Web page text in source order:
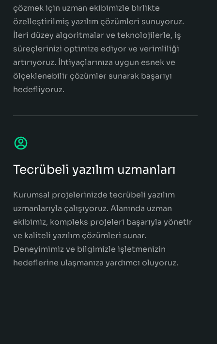
çözmek için uzman ekibimizle birlikte
özelleştirilmiş yazılım çözümleri sunuyoruz.
İleri düzey algoritmalar ve teknolojilerle, iş
süreçlerinizi optimize ediyor ve verimliliği
artırıyoruz. İhtiyaçlarınıza uygun esnek ve
ölçeklenebilir çözümler sunarak başarıyı
hedefliyoruz.
Tecrübeli yazılım uzmanları
Kurumsal projelerinizde tecrübeli yazılım
uzmanlarıyla çalışıyoruz. Alanında uzman
ekibimiz, kompleks projeleri başarıyla yönetir
ve kaliteli yazılım çözümleri sunar.
Deneyimimiz ve bilgimizle işletmenizin
hedeflerine ulaşmanıza yardımcı oluyoruz.